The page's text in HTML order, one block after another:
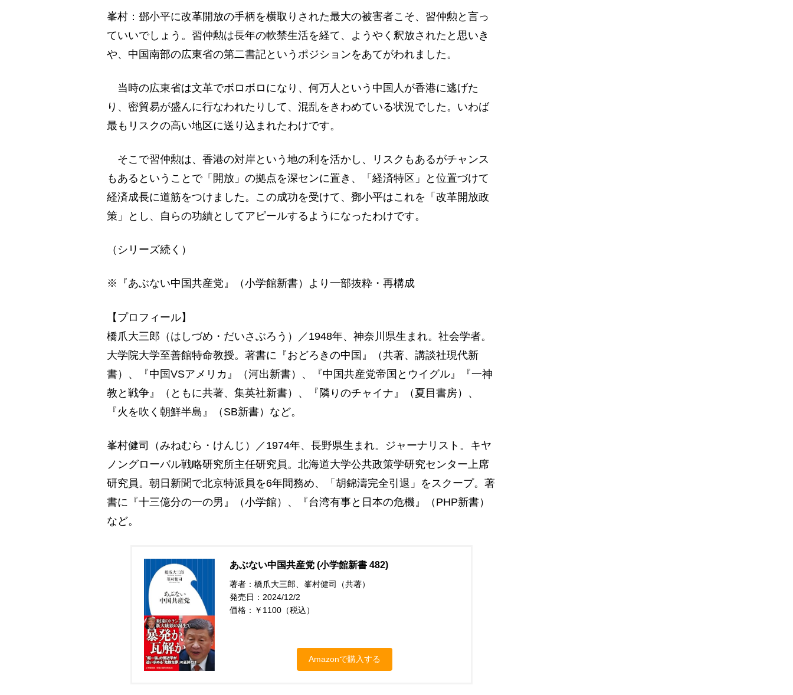
峯村：鄧小平に改革開放の手柄を横取りされた最大の被害者こそ、習仲勲と言っ
ていいでしょう。習仲勲は長年の軟禁生活を経て、ようやく釈放されたと思いき
や、中国南部の広東省の第二書記というポジションをあてがわれました。
当時の広東省は文革でボロボロになり、何万人という中国人が香港に逃げた
り、密貿易が盛んに行なわれたりして、混乱をきわめている状況でした。いわば
最もリスクの高い地区に送り込まれたわけです。
そこで習仲勲は、香港の対岸という地の利を活かし、リスクもあるがチャンス
もあるということで「開放」の拠点を深センに置き、「経済特区」と位置づけて
経済成長に道筋をつけました。この成功を受けて、鄧小平はこれを「改革開放政
策」とし、自らの功績としてアピールするようになったわけです。
（シリーズ続く）
※『あぶない中国共産党』（小学館新書）より一部抜粋・再構成
【プロフィール】
橋爪大三郎（はしづめ・だいさぶろう）／1948年、神奈川県生まれ。社会学者。
大学院大学至善館特命教授。著書に『おどろきの中国』（共著、講談社現代新
書）、『中国VSアメリカ』（河出新書）、『中国共産党帝国とウイグル』『一神
教と戦争』（ともに共著、集英社新書）、『隣りのチャイナ』（夏目書房）、
『火を吹く朝鮮半島』（SB新書）など。
峯村健司（みねむら・けんじ）／1974年、長野県生まれ。ジャーナリスト。キヤ
ノングローバル戦略研究所主任研究員。北海道大学公共政策学研究センター上席
研究員。朝日新聞で北京特派員を6年間務め、「胡錦濤完全引退」をスクープ。著
書に『十三億分の一の男』（小学館）、『台湾有事と日本の危機』（PHP新書）
など。
あぶない中国共産党 (小学館新書 482)
著者：橋爪大三郎、峯村健司（共著）
発売日：2024/12/2
価格：￥1100（税込）
Amazonで購入する